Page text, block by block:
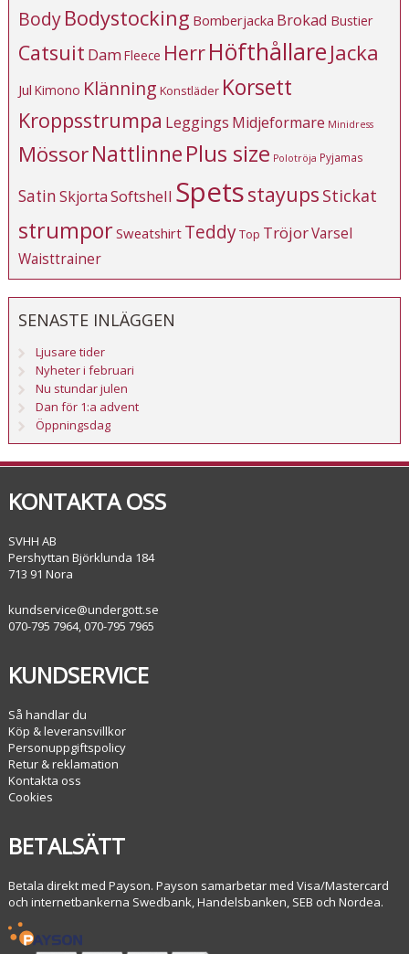
BodyBodystocking Bomberjacka Brokad Bustier
Catsuit DamFleece HerrHöfthållare Jacka
Jul Kimono Klänning Konstläder Korsett
Kroppsstrumpa Leggings Midjeformare Minidress
MössorNattlinnePlus size Polotröja Pyjamas
SatinSkjortaSoftshell Spetsstayups Stickat
strumporSweatshirt TeddyTop TröjorVarsel
Waisttrainer
SENASTE INLÄGGEN
Ljusare tider
Nyheter i februari
Nu stundar julen
Dan för 1:a advent
Öppningsdag
KONTAKTA OSS
SVHH AB
Pershyttan Björklunda 184
713 91 Nora
kundservice@undergott.se
070-795 7964, 070-795 7965
KUNDSERVICE
Så handlar du
Köp & leveransvillkor
Personuppgiftspolicy
Retur & reklamation
Kontakta oss
Cookies
BETALSÄTT
Betala direkt med Payson. Payson samarbetar med Visa/Mastercard
och internetbankerna Swedbank, Handelsbanken, SEB och Nordea.